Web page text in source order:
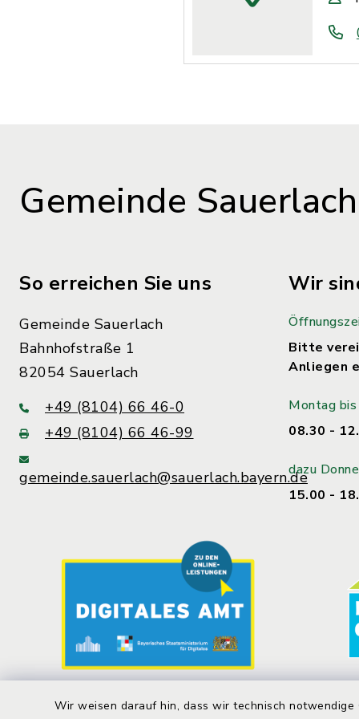
Wir weisen darauf hin, dass wir technisch
Gemeinde Sauerlach
So erreichen Sie uns
Gemeinde Sauerlach
Bahnhofstraße 1
82054 Sauerlach
+49 (8104) 66 46-0
+49 (8104) 66 46-99
gemeinde.sauerlach@sauerlach.bayern.de
Wir
Bitte
Anliegen
Montag
08.30 -
dazu
15.00 -